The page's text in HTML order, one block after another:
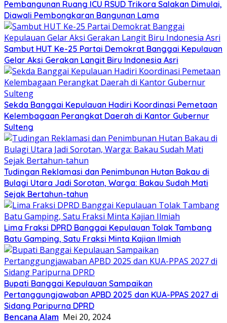
Pembangunan Ruang ICU RSUD Trikora Salakan Dimulai,
Diawali Pembongkaran Bangunan Lama
Sambut HUT Ke-25 Partai Demokrat Banggai Kepulauan
Gelar Aksi Gerakan Langit Biru Indonesia Asri
Sekda Banggai Kepulauan Hadiri Koordinasi Pemetaan
Kelembagaan Perangkat Daerah di Kantor Gubernur
Sulteng
Tudingan Reklamasi dan Penimbunan Hutan Bakau di
Bulagi Utara Jadi Sorotan, Warga: Bakau Sudah Mati
Sejak Bertahun-tahun
Lima Fraksi DPRD Banggai Kepulauan Tolak Tambang
Batu Gamping, Satu Fraksi Minta Kajian Ilmiah
Bupati Banggai Kepulauan Sampaikan
Pertanggungjawaban APBD 2025 dan KUA-PPAS 2027 di
Sidang Paripurna DPRD
Bencana Alam Mei 20, 2024